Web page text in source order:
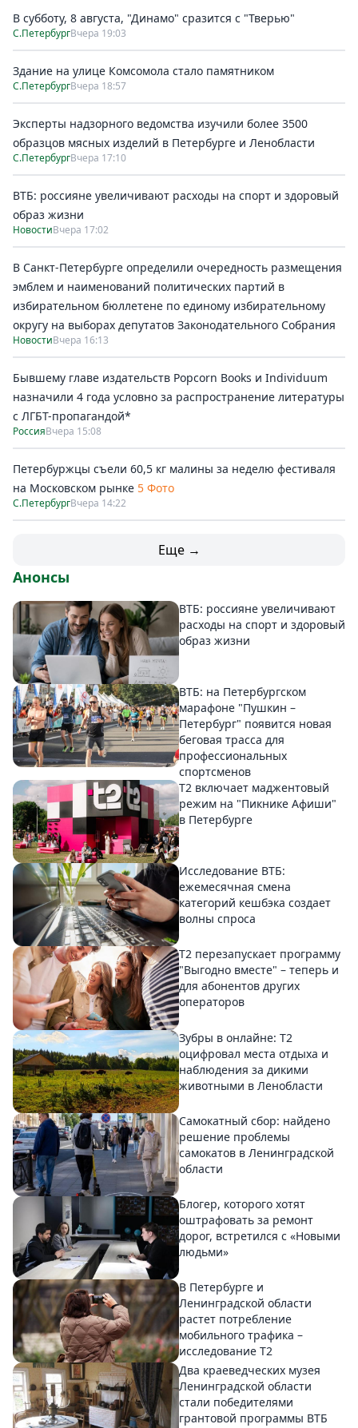
В субботу, 8 августа, "Динамо" сразится с "Тверью"
С.ПетербургВчера 19:03
Здание на улице Комсомола стало памятником
С.ПетербургВчера 18:57
Эксперты надзорного ведомства изучили более 3500
образцов мясных изделий в Петербурге и Ленобласти
С.ПетербургВчера 17:10
ВТБ: россияне увеличивают расходы на спорт и здоровый
образ жизни
НовостиВчера 17:02
В Санкт-Петербурге определили очередность размещения
эмблем и наименований политических партий в
избирательном бюллетене по единому избирательному
округу на выборах депутатов Законодательного Собрания
НовостиВчера 16:13
Бывшему главе издательств Popcorn Books и Individuum
назначили 4 года условно за распространение литературы
с ЛГБТ-пропагандой*
РоссияВчера 15:08
Петербуржцы съели 60,5 кг малины за неделю фестиваля
на Московском рынке 5 Фото
С.ПетербургВчера 14:22
Еще →
Анонсы
ВТБ: россияне увеличивают
расходы на спорт и здоровый
образ жизни
ВТБ: на Петербургском
марафоне "Пушкин –
Петербург" появится новая
беговая трасса для
профессиональных
спортсменов
Т2 включает маджентовый
режим на "Пикнике Афиши"
в Петербурге
Исследование ВТБ:
ежемесячная смена
категорий кешбэка создает
волны спроса
Т2 перезапускает программу
"Выгодно вместе" – теперь и
для абонентов других
операторов
Зубры в онлайне: Т2
оцифровал места отдыха и
наблюдения за дикими
животными в Ленобласти
Самокатный сбор: найдено
решение проблемы
самокатов в Ленинградской
области
Блогер, которого хотят
оштрафовать за ремонт
дорог, встретился с «Новыми
людьми»
В Петербурге и
Ленинградской области
растет потребление
мобильного трафика –
исследование T2
Два краеведческих музея
Ленинградской области
стали победителями
грантовой программы ВТБ